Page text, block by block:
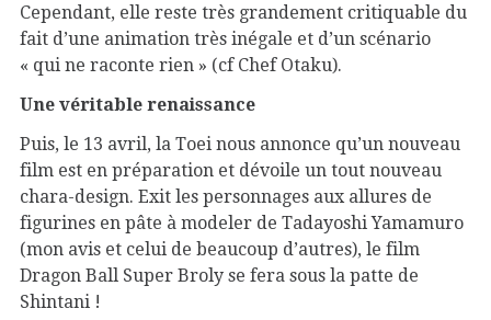
Cependant, elle reste très grandement critiquable du
fait d’une animation très inégale et d’un scénario
« qui ne raconte rien » (cf Chef Otaku).
Une véritable renaissance
Puis, le 13 avril, la Toei nous annonce qu’un nouveau
film est en préparation et dévoile un tout nouveau
chara-design. Exit les personnages aux allures de
figurines en pâte à modeler de Tadayoshi Yamamuro
(mon avis et celui de beaucoup d’autres), le film
Dragon Ball Super Broly se fera sous la patte de
Shintani !